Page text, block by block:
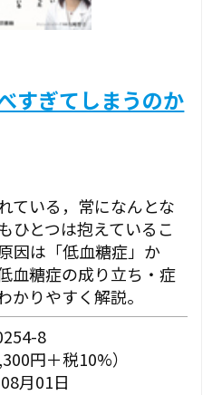
すぎてしまうのか
ている，常になんとな
ひとつは抱えているこ
因は「低血糖症」か
糖症の成り立ち・症
かりやすく解説。
8
円＋税10%）
月01日